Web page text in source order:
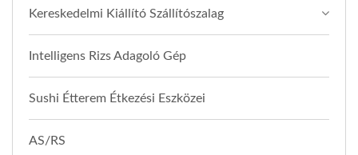
Kereskedelmi Kiállító Szállítószalag
Intelligens Rizs Adagoló Gép
Sushi Étterem Étkezési Eszközei
AS/RS